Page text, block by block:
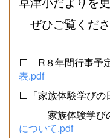
ぜひご覧くださ
⬜ R８年間行事予
表.pdf
⬜「家族体験学び
家族体験学び
について.pdf